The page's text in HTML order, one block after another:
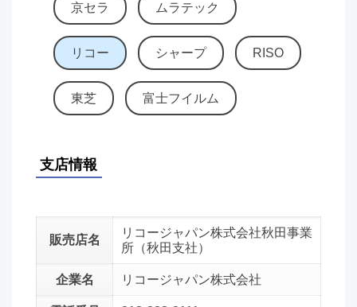
京セラ ムラテック
リコー シャープ RISO
東芝 富士フイルム
支店情報
販売店名
リコージャパン株式会社秋田事業
所（秋田支社）
企業名 リコージャパン株式会社